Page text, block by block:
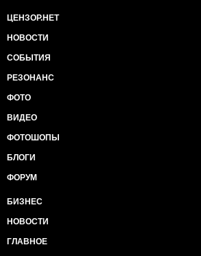
6. Пляжу в Ялте (Ливадия) придали
гавани", чтобы приезжающие
https://twitter.com/CrimeaUA1/status/
(новые фото).
"Крымнаша" уже второй раз
https://twitter.com/mathematic1313/
(фото).
самая популярная песенка в
Севастополе. Торговая сеть
Кровавый Пастор дал команду
Наблюдать раздолбанные
впечатление, что я видел в Крыму.
ЦЕНЗОР.НЕТ
НОВОСТИ
СОБЫТИЯ
РЕЗОНАНС
ФОТО
ВИДЕО
ФОТОШОПЫ
БЛОГИ
ФОРУМ
БИЗНЕС
НОВОСТИ
ГЛАВНОЕ